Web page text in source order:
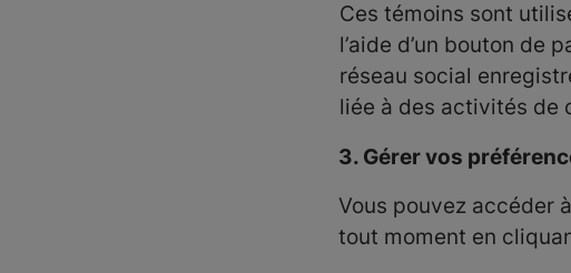
Ces témoins sont
l’aide d’un bouton de
réseau social
liée à des activités de
3. Gérer vos
Vous pouvez accéder
tout moment en